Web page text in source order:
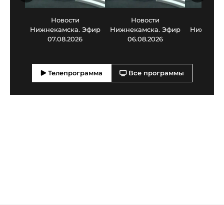
Новости
Нижнекамска. Эфир
07.08.2026
Новости
Нижнекамска. Эфир
06.08.2026
Телепрограмма Все программы